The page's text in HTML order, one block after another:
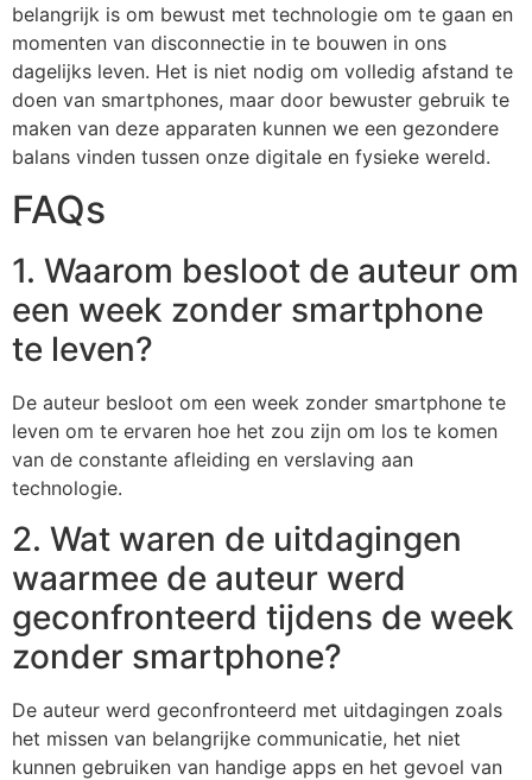
belangrijk is om bewust met technologie om te gaan en
momenten van disconnectie in te bouwen in ons
dagelijks leven. Het is niet nodig om volledig afstand te
doen van smartphones, maar door bewuster gebruik te
maken van deze apparaten kunnen we een gezondere
balans vinden tussen onze digitale en fysieke wereld.
FAQs
1. Waarom besloot de auteur om
een week zonder smartphone
te leven?
De auteur besloot om een week zonder smartphone te
leven om te ervaren hoe het zou zijn om los te komen
van de constante afleiding en verslaving aan
technologie.
2. Wat waren de uitdagingen
waarmee de auteur werd
geconfronteerd tijdens de week
zonder smartphone?
De auteur werd geconfronteerd met uitdagingen zoals
het missen van belangrijke communicatie, het niet
kunnen gebruiken van handige apps en het gevoel van